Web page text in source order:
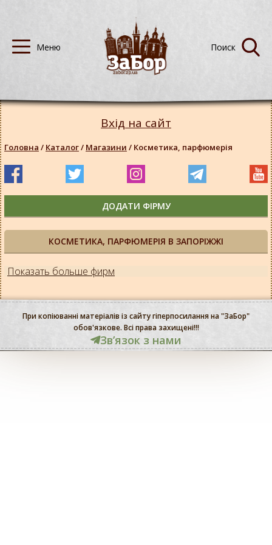
КОСМЕТИКА, ПАРФЮМЕРІЯ В ЗАПОРІЖЖІ
Показать больше фирм
Вхід на сайт
Головна / Каталог/ Магазини / Косметика, парфюмерія
ДОДАТИ ФІРМУ
При копіюванні матеріалів із сайту гіперпосилання на "ЗаБор"
обов'язкове. Всі права захищені!!!
Звʼязок з нами